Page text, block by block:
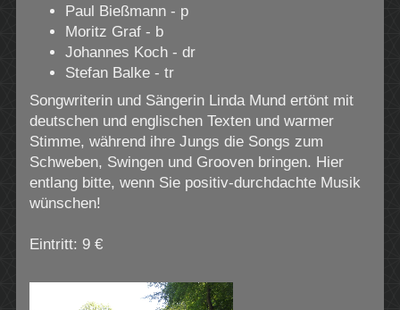
Paul Bießmann - p
Moritz Graf - b
Johannes Koch - dr
Stefan Balke - tr
Songwriterin und Sängerin Linda Mund ertönt mit
deutschen und englischen Texten und warmer
Stimme, während ihre Jungs die Songs zum
Schweben, Swingen und Grooven bringen. Hier
entlang bitte, wenn Sie positiv-durchdachte Musik
wünschen!
Eintritt: 9 €